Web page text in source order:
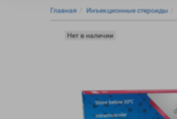
Главная Инъекционные стероиды
Нет в наличии